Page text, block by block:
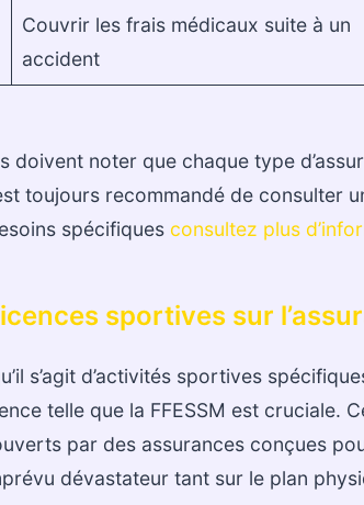
Couvrir les frais médicaux suite à un
accident
doivent noter que chaque type
toujours recommandé de consulter
spécifiques consultez plus
sportives sur
s’agit d’activités sportives
telle que la FFESSM est cruciale.
par des assurances conçues
dévastateur tant sur le plan